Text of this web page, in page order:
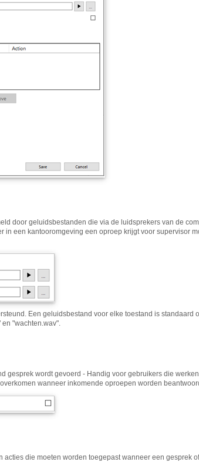
door geluidsbestanden die via de luidsprekers van de
een kantooromgeving een oproep krijgt voor supervisor
Een geluidsbestand voor elke toestand is standaard
"wachten.wav".
gesprek wordt gevoerd - Handig voor gebruikers die
wanneer inkomende oproepen worden
die moeten worden toegepast wanneer een gesprek